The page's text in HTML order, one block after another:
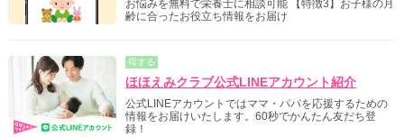
お悩みを無料で栄養士に相談可能 【特徴3】お子様の月
齢に合ったお役立ち情報をお届け
得する
ほほえみクラブ公式LINEアカウント紹介
公式LINEアカウントではママ・パパを応援するための
情報をお届けいたします。60秒でかんたん友だち登
録！